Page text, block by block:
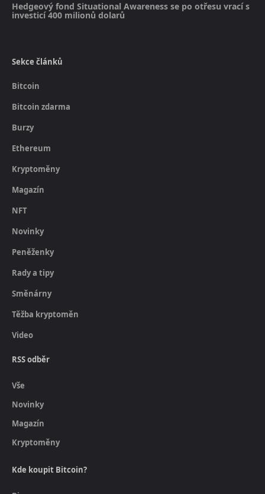
Hedgeový fond Situational Awareness se po otřesu vrací s
investicí 400 milionů dolarů
Sekce článků
Bitcoin
Bitcoin zdarma
Burzy
Ethereum
Kryptoměny
Magazín
NFT
Novinky
Peněženky
Rady a tipy
Směnárny
Těžba kryptoměn
Video
RSS odběr
Vše
Novinky
Magazín
Kryptoměny
Kde koupit Bitcoin?